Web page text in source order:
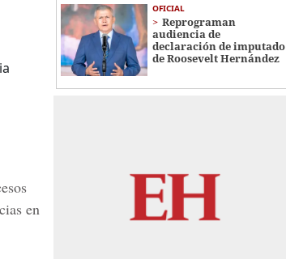
en
OFICIAL
Reprograman
audiencia de
declaración de imputado
de Roosevelt Hernández